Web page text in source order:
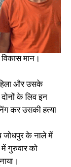
मान।
और उसके
के लिव इन
कर उसकी हत्या
जोधपुर के नाले में
गुरुवार को